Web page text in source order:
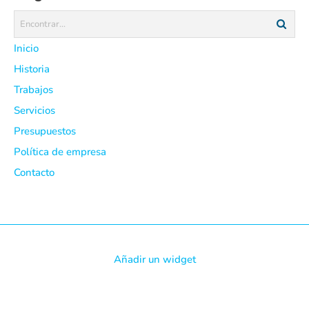
Inicio
Historia
Trabajos
Servicios
Presupuestos
Política de empresa
Contacto
Añadir un widget